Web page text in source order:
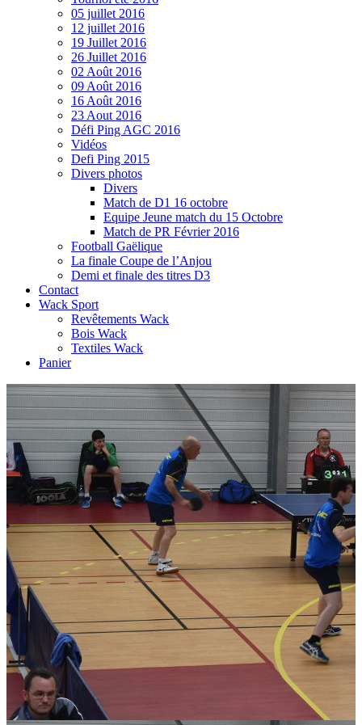
05 juillet 2016
12 juillet 2016
19 Juillet 2016
26 Juillet 2016
02 Août 2016
09 Août 2016
16 Août 2016
23 Aout 2016
Défi Ping AGC 2016
Vidéos
Defi Ping 2015
Divers photos
Divers
Match de D1 16 octobre
Equipe Jeune match du 15 Octobre
Match de PR Février 2016
Football Gaëlique
La finale Coupe de l’Anjou
Demi et finale des titres D3
Contact
Wack Sport
Revêtements Wack
Bois Wack
Textiles Wack
Panier